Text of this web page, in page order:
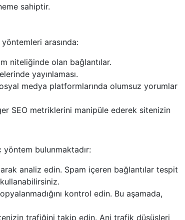
sahiptir.
yöntemleri arasında:
niteliğinde olan bağlantılar.
yayınlaması.
medya platformlarında olumsuz yorumlar
SEO metriklerini manipüle ederek sitenizin
bulunmaktadır:
analiz edin. Spam içeren bağlantılar tespit
kullanabilirsiniz.
kontrol edin. Bu aşamada,
trafiğini takip edin. Ani trafik düşüşleri